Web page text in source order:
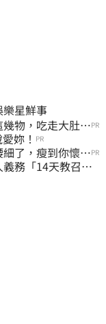
星鮮事
物，吃走大肚
PR
妳！ PR
了，瘦到你懷疑PR
務「14天教召不